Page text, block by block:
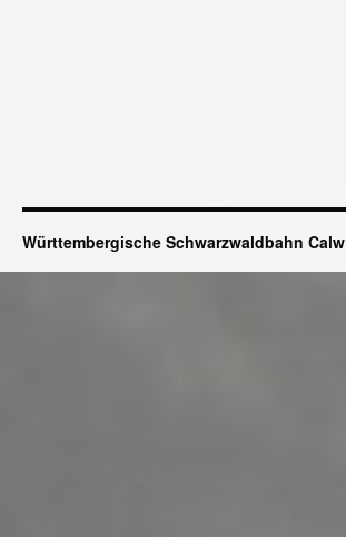
Württembergische Schwarzwaldbahn Calw